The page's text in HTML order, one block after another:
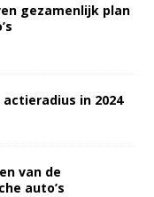
gezamenlijk plan
in 2024
van de
auto’s